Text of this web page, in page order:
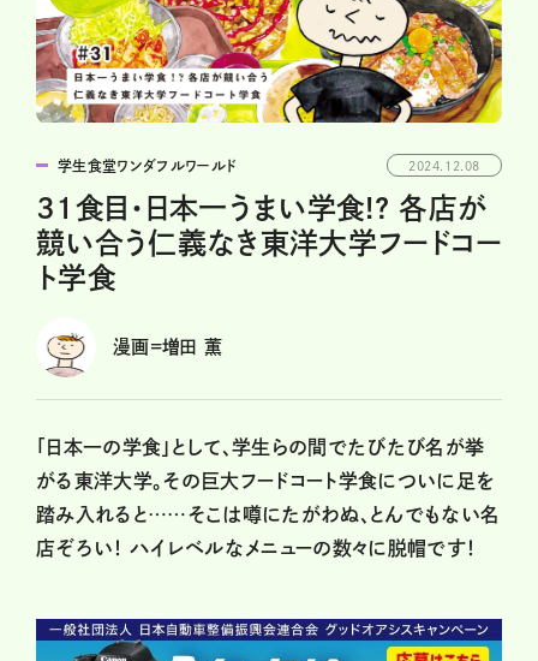
学生食堂ワンダフルワールド 2024.12.08
31食目・日本一うまい学食!? 各店が
競い合う仁義なき東洋大学フードコー
ト学食
漫画=増田 薫
「日本一の学食」として、学生らの間でたびたび名が挙
がる東洋大学。その巨大フードコート学食についに足を
踏み入れると……そこは噂にたがわぬ、とんでもない名
店ぞろい！ ハイレベルなメニューの数々に脱帽です！